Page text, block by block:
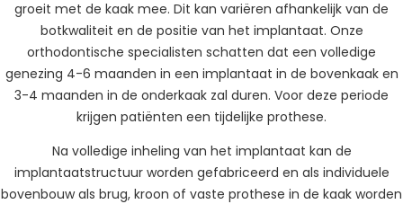
groeit met de kaak mee. Dit kan variëren afhankelijk van de
botkwaliteit en de positie van het implantaat. Onze
orthodontische specialisten schatten dat een volledige
genezing 4-6 maanden in een implantaat in de bovenkaak en
3-4 maanden in de onderkaak zal duren. Voor deze periode
krijgen patiënten een tijdelijke prothese.
Na volledige inheling van het implantaat kan de
implantaatstructuur worden gefabriceerd en als individuele
bovenbouw als brug, kroon of vaste prothese in de kaak worden